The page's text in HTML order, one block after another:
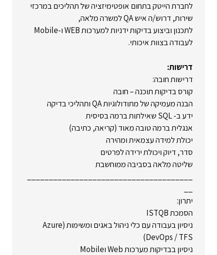
לחברת הייטק בתחום אופטימיזציה של תהליכים במרכזי
שירות, דרוש/ה איש QA למשרה מלאה,
לתכנון וביצוע בדיקות ידניות למערכות WEB ו-Mobile
לעבודה בצוות איכותי.
דרישות:
דרישות חובה:
קורס בדיקות תוכנה – חובה
הבנה מעמיקה של מתודולוגיות QA ותהליכי בדיקה
ידע ב- SQL שאילתות ברמה בסיסית
אנגלית ברמה טובה מאוד (קריאה, כתיבה)
יכולת למידה עצמאית ומהירה
סדר, דיוק ויכולת ירידה לפרטים
שליטה מלאה בסביבה ממוחשבת
יתרון:
הסמכת ISTQB
ניסיון בעבודה עם כלי ניהול באגים ומשימות (Azure
DevOps / TFS)
ניסיון בבדיקות מערכות Web וMobile